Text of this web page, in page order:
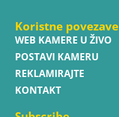
Koristne povezave
WEB KAMERE U ŽIVO
POSTAVI KAMERU
REKLAMIRAJTE
KONTAKT